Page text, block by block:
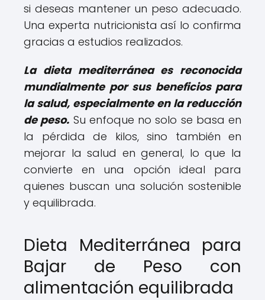
si deseas mantener un peso adecuado.
Una experta nutricionista así lo confirma
gracias a estudios realizados.
La dieta mediterránea es reconocida
mundialmente por sus beneficios para
la salud, especialmente en la reducción
de peso. Su enfoque no solo se basa en
la pérdida de kilos, sino también en
mejorar la salud en general, lo que la
convierte en una opción ideal para
quienes buscan una solución sostenible
y equilibrada.
Dieta Mediterránea para
Bajar de Peso con
alimentación equilibrada